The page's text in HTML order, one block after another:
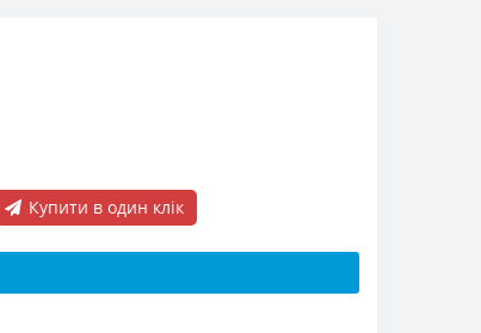
Купити в один клік